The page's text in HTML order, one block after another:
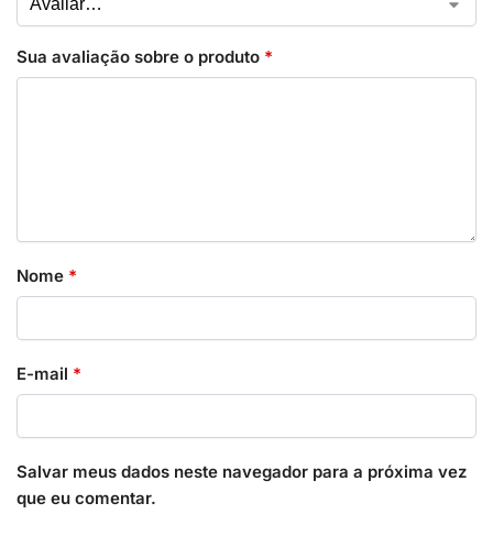
Sua avaliação sobre o produto *
Nome *
E-mail *
Salvar meus dados neste navegador para a próxima vez
que eu comentar.